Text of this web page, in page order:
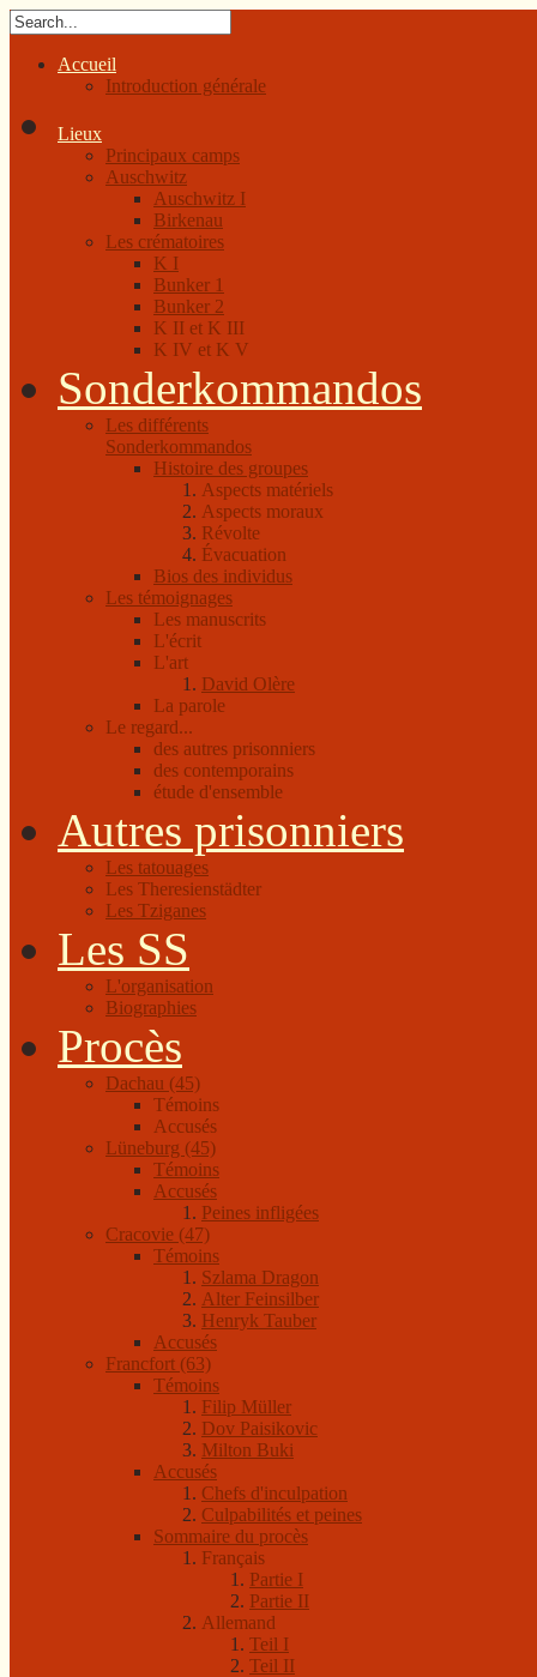
Accueil
Introduction générale
Lieux
Principaux camps
Auschwitz
Auschwitz I
Birkenau
Les crématoires
K I
Bunker 1
Bunker 2
K II et K III
K IV et K V
Sonderkommandos
Les différents
Sonderkommandos
Histoire des groupes
Aspects matériels
Aspects moraux
Révolte
Évacuation
Bios des individus
Les témoignages
Les manuscrits
L'écrit
L'art
David Olère
La parole
Le regard...
des autres prisonniers
des contemporains
étude d'ensemble
Autres prisonniers
Les tatouages
Les Theresienstädter
Les Tziganes
Les SS
L'organisation
Biographies
Procès
Dachau (45)
Témoins
Accusés
Lüneburg (45)
Témoins
Accusés
Peines infligées
Cracovie (47)
Témoins
Szlama Dragon
Alter Feinsilber
Henryk Tauber
Accusés
Francfort (63)
Témoins
Filip Müller
Dov Paisikovic
Milton Buki
Accusés
Chefs d'inculpation
Culpabilités et peines
Sommaire du procès
Français
Partie I
Partie II
Allemand
Teil I
Teil II